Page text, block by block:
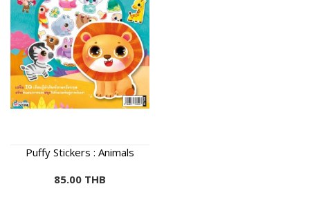
Puffy Stickers : Animals
85.00 THB